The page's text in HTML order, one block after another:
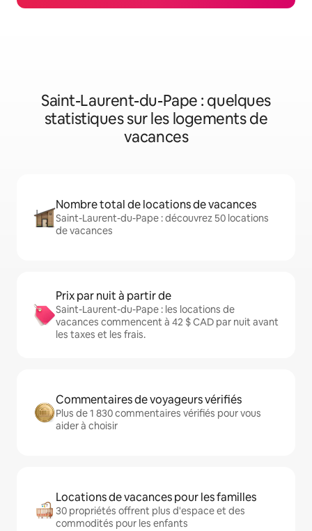
Saint-Laurent-du-Pape : quelques
statistiques sur les logements de
vacances
Nombre total de locations de vacances
Saint-Laurent-du-Pape : découvrez 50 locations
de vacances
Prix par nuit à partir de
Saint-Laurent-du-Pape : les locations de
vacances commencent à 42 $ CAD par nuit avant
les taxes et les frais.
Commentaires de voyageurs vérifiés
Plus de 1 830 commentaires vérifiés pour vous
aider à choisir
Locations de vacances pour les familles
30 propriétés offrent plus d'espace et des
commodités pour les enfants